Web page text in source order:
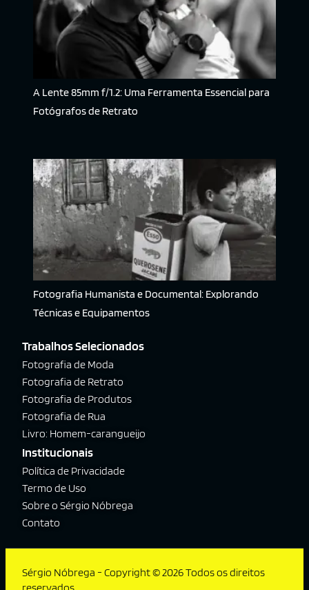
A Lente 85mm f/1.2: Uma Ferramenta Essencial para
Fotógrafos de Retrato
Fotografia Humanista e Documental: Explorando
Técnicas e Equipamentos
Trabalhos Selecionados
Fotografia de Moda
Fotografia de Retrato
Fotografia de Produtos
Fotografia de Rua
Livro: Homem-carangueijo
Institucionais
Política de Privacidade
Termo de Uso
Sobre o Sérgio Nóbrega
Contato
Sérgio Nóbrega - Copyright © 2026 Todos os direitos